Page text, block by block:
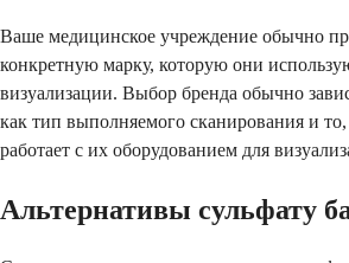
Ваше медицинское учреждение обычно
конкретную марку, которую они
визуализации. Выбор бренда обычно
как тип выполняемого сканирования и
работает с их оборудованием для
Альтернативы сульфату